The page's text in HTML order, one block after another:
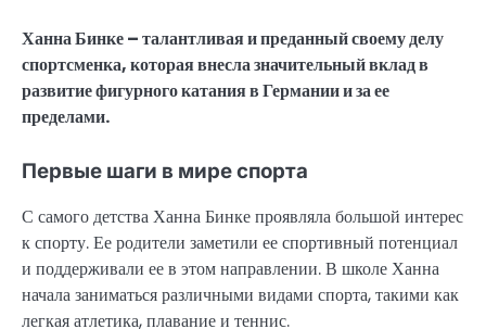
Ханна Бинке – талантливая и преданный своему делу
спортсменка, которая внесла значительный вклад в
развитие фигурного катания в Германии и за ее
пределами.
Первые шаги в мире спорта
С самого детства Ханна Бинке проявляла большой интерес
к спорту. Ее родители заметили ее спортивный потенциал
и поддерживали ее в этом направлении. В школе Ханна
начала заниматься различными видами спорта, такими как
легкая атлетика, плавание и теннис.